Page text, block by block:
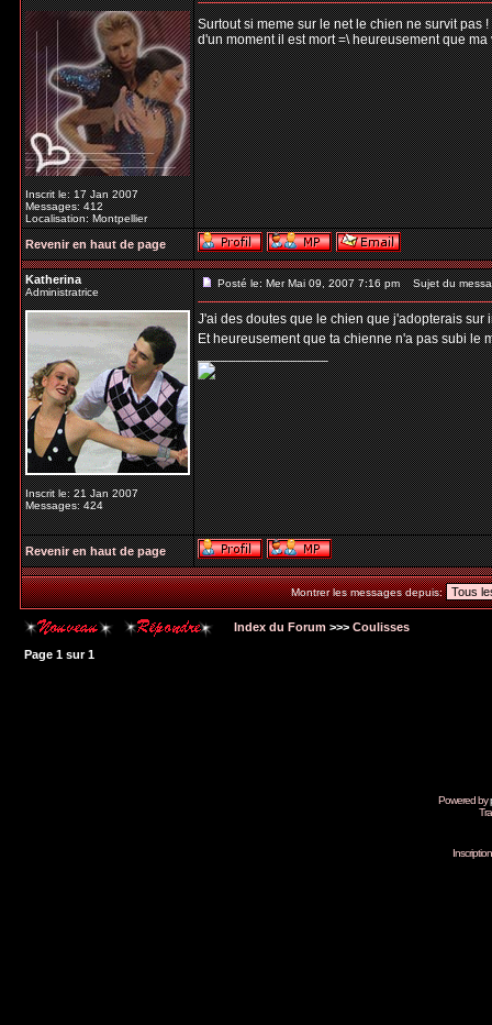
Inscrit le: 17 Jan 2007
Messages: 412
Localisation: Montpellier
Surtout si meme sur le net le chien ne survit pas
d'un moment il est mort =\ heureusement que
Revenir en haut de page
Katherina
Administratrice
Inscrit le: 21 Jan 2007
Messages: 424
Posté le: Mer Mai 09, 2007 7:16 pm Sujet du
J'ai des doutes que le chien que j'adopterais sur
Et heureusement que ta chienne n'a pas subi le
_________________
Revenir en haut de page
Montrer les messages depuis:
Index du Forum >>> Coulisses
Page 1 sur1
Powered by